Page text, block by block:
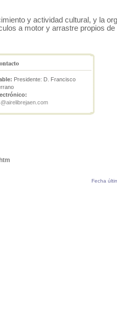
y actividad cultural, y la
a motor y arrastre propios de
Presidente: D. Francisco
Fecha